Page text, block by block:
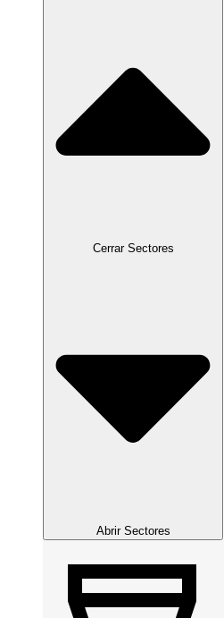
Cerrar Sectores
Abrir Sectores